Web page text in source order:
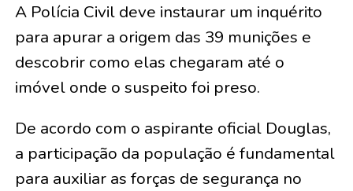
A Polícia Civil deve instaurar um inquérito
para apurar a origem das 39 munições e
descobrir como elas chegaram até o
imóvel onde o suspeito foi preso.
De acordo com o aspirante oficial Douglas,
a participação da população é fundamental
para auxiliar as forças de segurança no